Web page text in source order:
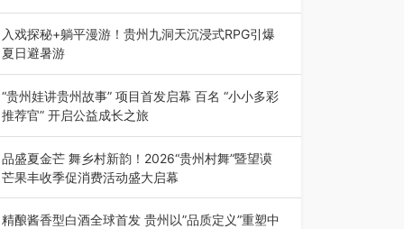
在遵义，不管是企业园区运营、小区物业管理、建
筑工地施工、商业商场经营，还是举办各…
入戏探秘+躺平漫游！贵州九洞天沉浸式RPG引爆
夏日避暑游
入伏后的贵州，清凉依旧。而在毕节深处的九洞天
景区，贵州首个水上喀斯特沉浸式RPG…
“贵州娃讲贵州故事” 项目首发启幕 百名 “小小多彩
推荐官” 开启公益成长之旅
近日，由贵州教育出版社、阅美黔途阅见中国全国
阅读行动网络贵州站，遵义融媒体传媒集…
品盛夏金芒 舞乡村新韵！2026“贵州村舞”暨望谟
芒果丰收季促消费活动盛大启幕
盛夏瑶乡，金芒盈野，歌舞飞扬。7月22日，
2026“贵州村舞”暨望谟芒果丰收季促…
精酿酱香型白酒全球首发 贵州以”品质定义”重塑中